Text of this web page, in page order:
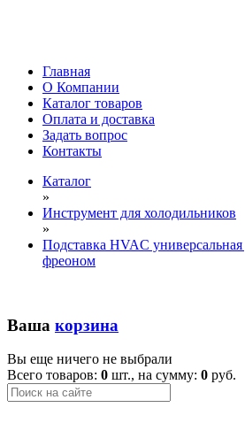
Главная
О Компании
Каталог товаров
Оплата и доставка
Задать вопрос
Контакты
Каталог
»
Инструмент для холодильников
»
Подставка HVAC
фреоном
Ваша корзина
Вы еще ничего не выбрали
Всего товаров: 0 шт., на сумму: 0 руб.